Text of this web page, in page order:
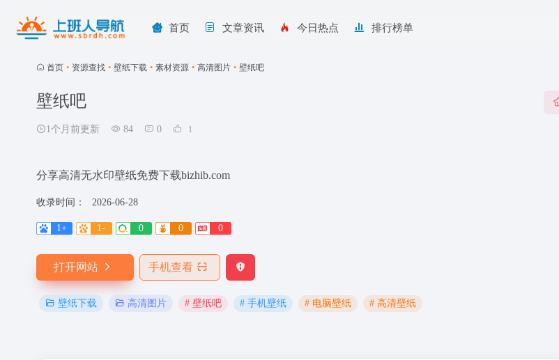
首页 文章资讯 今日热点 排行榜单
首页 • 资源查找 • 壁纸下载 • 素材资源 • 高清图片 • 壁纸吧
壁纸吧
1个月前更新 84 0 1
分享高清无水印壁纸免费下载bizhib.com
收录时间： 2026-06-28
1+ 1- 0 0 0
打开网站 手机查看
壁纸下载 高清图片 # 壁纸吧 # 手机壁纸 # 电脑壁纸 # 高清壁纸